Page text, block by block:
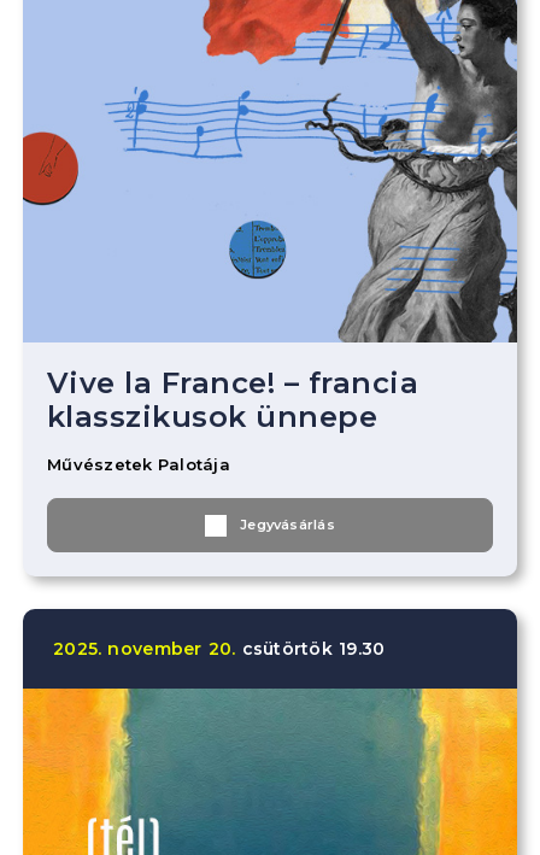
Vive la France! – francia
klasszikusok ünnepe
Művészetek Palotája
Jegyvásárlás
2025. november 20. csütörtök 19.30